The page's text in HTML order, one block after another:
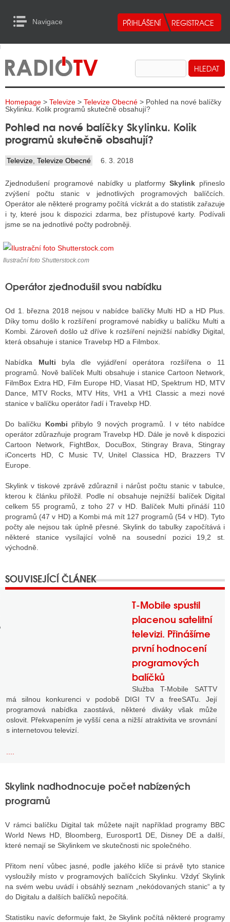
Navigace
RADIA
TELEVIZE
INTERNET
TISK
RADIA
RÁDIÍ
RÁDIÍ
VYSÍLAČE
TELEVIZE
TELEVIZÍ
INTERNET
RÁDIA
STRÁNKY RÁDIÍ
STRÁNKY TV
TISK
STÁT BLOGEREM
BLOGERA
to Content
Homepage > Televize > Televize Obecné > Pohled na nové balíčky
Skylinku. Kolik programů skutečně obsahují?
Pohled na nové balíčky Skylinku. Kolik
programů skutečně obsahují?
Televize Televize Obecné 6. 3. 2018
Zjednodušení programové nabídky u platformySkylink přineslo
zvýšení počtu stanic v jednotlivých programových balíčcích.
Operátor ale některé programy počítá víckrát a do statistik zařazuje
i ty, které jsou k dispozici zdarma, bez přístupové karty. Podívali
jsme se na jednotlivé počty podrobněji.
Ilustrační foto Shutterstock.com
Operátor zjednodušil svou nabídku
Od 1. března 2018 nejsou v nabídce balíčky Multi HD a HD Plus.
Díky tomu došlo k rozšíření programové nabídky u balíčku Multi a
Kombi. Zároveň došlo už dříve k rozšíření nejnižší nabídky Digital,
která obsahuje i stanice Travelxp HD a Filmbox.
Nabídka Multi byla dle vyjádření operátora rozšířena o 11
programů. Nově balíček Multi obsahuje i stanice Cartoon Network,
FilmBox Extra HD, Film Europe HD, Viasat HD, Spektrum HD, MTV
Dance, MTV Rocks, MTV Hits, VH1 a VH1 Classic a mezi nové
stanice v balíčku operátor řadí i Travelxp HD.
Do balíčku Kombi přibylo 9 nových programů. I v této nabídce
operátor zdůrazňuje program Travelxp HD. Dále je nově k dispozici
Cartoon Network, FightBox, DocuBox, Stingray Brava, Stingray
iConcerts HD, C Music TV, Unitel Classica HD, Brazzers TV
Europe.
Skylink v tiskové zprávě zdůraznil i nárůst počtu stanic v tabulce,
kterou k článku přiložil. Podle ní obsahuje nejnižší balíček Digital
celkem 55 programů, z toho 27 v HD. Balíček Multi přináší 110
programů (47 v HD) a Kombi má mít 127 programů (54 v HD). Tyto
počty ale nejsou tak úplně přesné. Skylink do tabulky započítává i
některé stanice vysílající volně na sousední pozici 19,2 st.
východně.
T-Mobile spustil
placenou satelitní
televizi. Přinášíme
první hodnocení
programových
balíčků
Služba T-Mobile SATTV
má silnou konkurenci v podobě DIGI TV a freeSATu. Její
programová nabídka zaostává, některé diváky však může
oslovit. Překvapením je vyšší cena a nižší atraktivita ve srovnání
s internetovou televizí.
Skylink nadhodnocuje počet nabízených
programů
V rámci balíčku Digital tak můžete najít například programy BBC
World News HD, Bloomberg, Eurosport1 DE, Disney DE a další,
které nemají se Skylinkem ve skutečnosti nic společného.
Přitom není vůbec jasné, podle jakého klíče si právě tyto stanice
vysloužily místo v programových balíčcích Skylinku. Vždyť Skylink
na svém webu uvádí i obsáhlý seznam „nekódovaných stanic“ a ty
do Digitalu a dalších balíčků nepočítá.
Statistiku navíc deformuje fakt, že Skylink počítá některé programy